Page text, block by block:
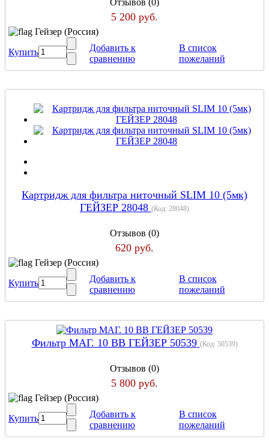
5 200 руб.
Гейзер (Россия)
Купить
Добавить к
сравнению
В список
пожеланий
Картридж для фильтра ниточный SLIM 10 (5мк)
ГЕЙЗЕР 28048 (Код: 28048)
Отзывов (0)
620 руб.
Гейзер (Россия)
Купить
Добавить к
сравнению
В список
пожеланий
Фильтр МАГ. 10 ВВ ГЕЙЗЕР 50539 (Код: 50539)
Отзывов (0)
5 800 руб.
Гейзер (Россия)
Купить
Добавить к
сравнению
В список
пожеланий